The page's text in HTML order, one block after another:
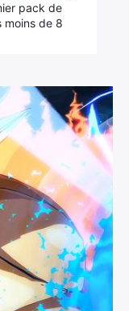
pack de
moins de 8